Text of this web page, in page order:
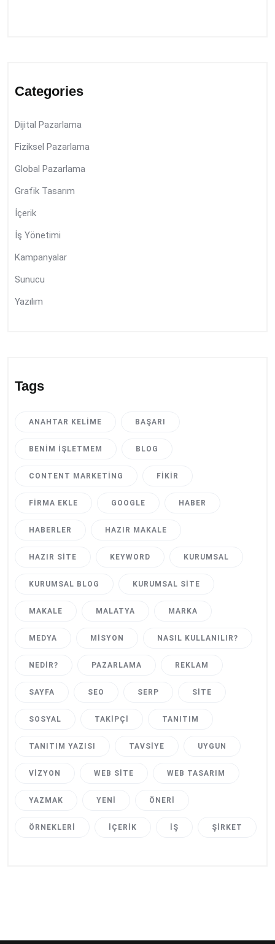
Categories
Dijital Pazarlama
Fiziksel Pazarlama
Global Pazarlama
Grafik Tasarım
İçerik
İş Yönetimi
Kampanyalar
Sunucu
Yazılım
Tags
ANAHTAR KELIME BAŞARI
BENIM İŞLETMEM BLOG
CONTENT MARKETING FIKIR
FIRMA EKLE GOOGLE HABER
HABERLER HAZIR MAKALE
HAZIR SITE KEYWORD KURUMSAL
KURUMSAL BLOG KURUMSAL SITE
MAKALE MALATYA MARKA
MEDYA MISYON NASIL KULLANILIR?
NEDIR? PAZARLAMA REKLAM
SAYFA SEO SERP SITE
SOSYAL TAKIPÇI TANITIM
TANITIM YAZISI TAVSIYE UYGUN
VIZYON WEB SITE WEB TASARIM
YAZMAK YENI ÖNERI
ÖRNEKLERI İÇERIK İŞ ŞIRKET